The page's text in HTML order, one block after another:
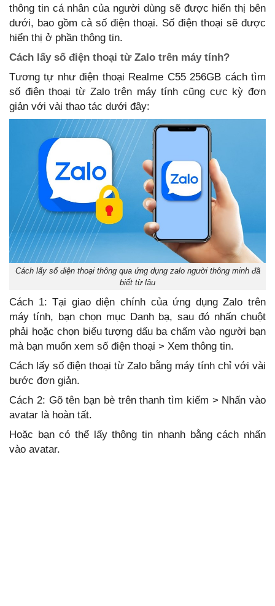
thông tin cá nhân của người dùng sẽ được hiển thị bên
dưới, bao gồm cả số điện thoại. Số điện thoại sẽ được
hiển thị ở phần thông tin.
Cách lấy số điện thoại từ Zalo trên máy tính?
Tương tự như điện thoại Realme C55 256GB cách tìm
số điện thoại từ Zalo trên máy tính cũng cực kỳ đơn
giản với vài thao tác dưới đây:
Cách lấy số điện thoại thông qua ứng dụng zalo người thông minh đã
biết từ lâu
Cách 1: Tại giao diện chính của ứng dụng Zalo trên
máy tính, bạn chọn mục Danh bạ, sau đó nhấn chuột
phải hoặc chọn biểu tượng dấu ba chấm vào người bạn
mà bạn muốn xem số điện thoại > Xem thông tin.
Cách lấy số điện thoại từ Zalo bằng máy tính chỉ với vài
bước đơn giản.
Cách 2: Gõ tên bạn bè trên thanh tìm kiếm > Nhấn vào
avatar là hoàn tất.
Hoặc bạn có thể lấy thông tin nhanh bằng cách nhấn
vào avatar.